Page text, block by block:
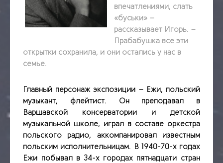
впечатлениями, слать
«буськи» –
рассказывает Игорь. –
Прабабушка все эти
открытки сохранила, и они остались у нас в
семье.
Главный персонаж экспозиции – Ежи, польский
музыкант, флейтист. Он преподавал в
Варшавской консерватории и детской
музыкальной школе, играл в составе оркестра
польского радио, аккомпанировал известным
польским исполнительницам. В 1940-70-х годах
Ежи побывал в 34-х городах пятнадцати стран